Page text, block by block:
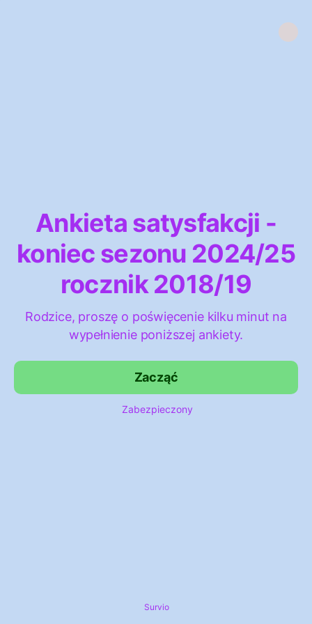
Ankieta satysfakcji -
koniec sezonu 2024/25
rocznik 2018/19
Rodzice, proszę o poświęcenie kilku minut na
wypełnienie poniższej ankiety.
Zacząć
Zabezpieczony
Survio